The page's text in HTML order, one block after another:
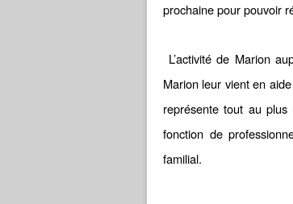
prochaine pour pouvoir
L’activité de Marion
Marion leur vient en
représente tout au
fonction de
familial.